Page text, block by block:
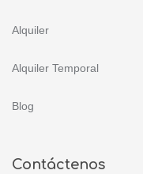
Alquiler
Alquiler Temporal
Blog
Contáctenos